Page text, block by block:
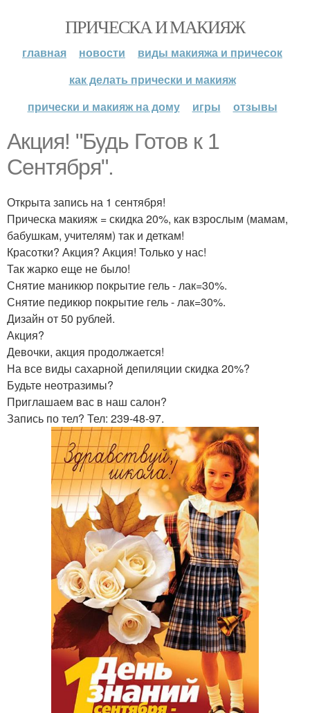
ПРИЧЕСКА И МАКИЯЖ
главная новости
виды макияжа и причесок
как делать прически и макияж
прически и макияж на дому
игры отзывы
Акция! "Будь Готов к 1
Сентября".
Открыта запись на 1 сентября!
Прическа макияж = скидка 20%, как взрослым (мамам,
бабушкам, учителям) так и деткам!
Красотки? Акция? Акция! Только у нас!
Так жарко еще не было!
Снятие маникюр покрытие гель - лак=30%.
Снятие педикюр покрытие гель - лак=30%.
Дизайн от 50 рублей.
Акция?
Девочки, акция продолжается!
На все виды сахарной депиляции скидка 20%?
Будьте неотразимы?
Приглашаем вас в наш салон?
Запись по тел? Тел: 239-48-97.